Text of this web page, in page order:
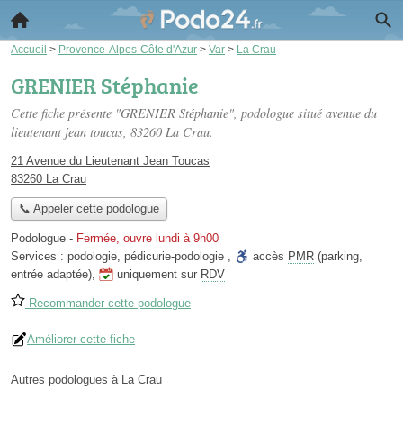
Accueil > Provence-Alpes-Côte d'Azur > Var > La Crau
GRENIER Stéphanie
Cette fiche présente "GRENIER Stéphanie", podologue situé avenue du
lieutenant jean toucas, 83260 La Crau.
21 Avenue du Lieutenant Jean Toucas
83260 La Crau
📞 Appeler cette podologue
Podologue - Fermée, ouvre lundi à 9h00
Services : podologie, pédicurie-podologie , accès PMR (parking,
entrée adaptée), uniquement sur RDV
Recommander cette podologue
Améliorer cette fiche
Autres podologues à La Crau